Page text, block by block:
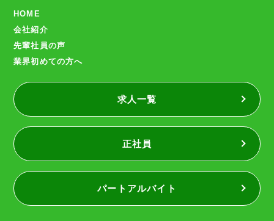
HOME
会社紹介
先輩社員の声
業界初めての方へ
求人一覧
正社員
パートアルバイト